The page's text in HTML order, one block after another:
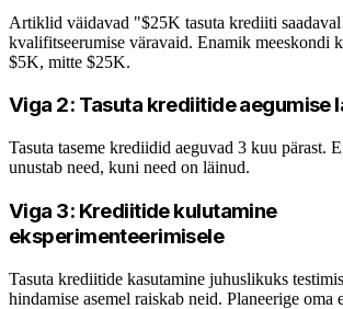
Artiklid väidavad "$25K tasuta krediiti
kvalifitseerumise väravaid. Enamik meeskondi
$5K, mitte $25K.
Viga 2: Tasuta krediitide aegumise
Tasuta taseme krediidid aeguvad 3 kuu pärast.
unustab need, kuni need on läinud.
Viga 3: Krediitide kulutamine
eksperimenteerimisele
Tasuta krediitide kasutamine juhuslikuks
hindamise asemel raiskab neid. Planeerige oma